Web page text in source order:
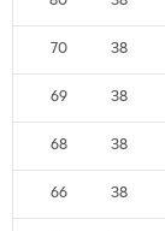
38
70
38
69
38
68
38
66